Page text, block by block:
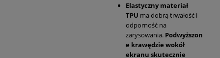
Elastyczny materiał
TPU ma dobrą trwałość i
odporność na
zarysowania. Podwyższon
e krawędzie wokół
ekranu skutecznie